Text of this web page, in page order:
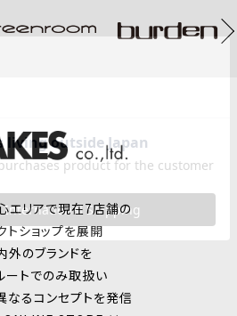
エリアで現在7店舗の
トショップを展開
外のブランドを
ートでのみ取扱い
なるコンセプトを発信